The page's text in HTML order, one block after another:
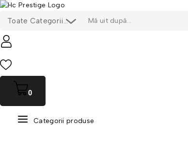
0
0
Categorii produse